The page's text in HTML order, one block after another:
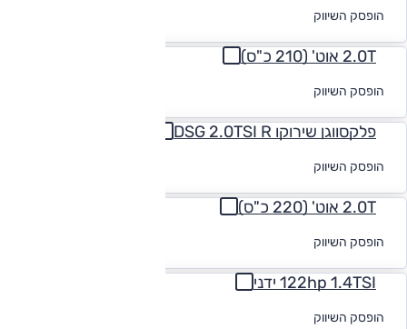
הופסק השיווק
2.0T אוט' (210 כ"ס)
הופסק השיווק
פלקסווגן שירוקו DSG 2.0TSI R
הופסק השיווק
2.0T אוט' (220 כ"ס)
הופסק השיווק
122hp 1.4TSI ידני
הופסק השיווק